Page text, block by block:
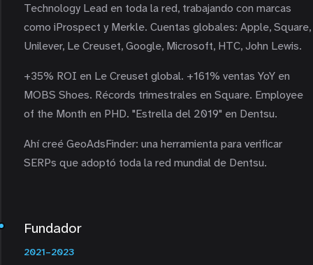
Technology Lead en toda la red, trabajando con marcas
como iProspect y Merkle. Cuentas globales: Apple, Square,
Unilever, Le Creuset, Google, Microsoft, HTC, John Lewis.
+35% ROI en Le Creuset global. +161% ventas YoY en
MOBS Shoes. Récords trimestrales en Square. Employee
of the Month en PHD. "Estrella del 2019" en Dentsu.
Ahí creé GeoAdsFinder: una herramienta para verificar
SERPs que adoptó toda la red mundial de Dentsu.
Fundador
2021–2023